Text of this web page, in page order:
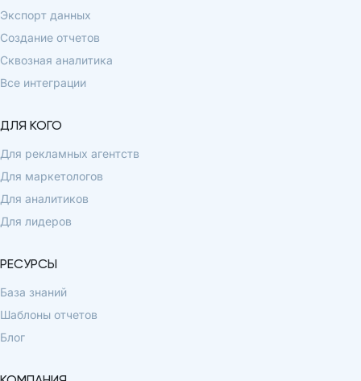
Экспорт данных
Создание отчетов
Сквозная аналитика
Все интеграции
ДЛЯ КОГО
Для рекламных агентств
Для маркетологов
Для аналитиков
Для лидеров
РЕСУРСЫ
База знаний
Шаблоны отчетов
Блог